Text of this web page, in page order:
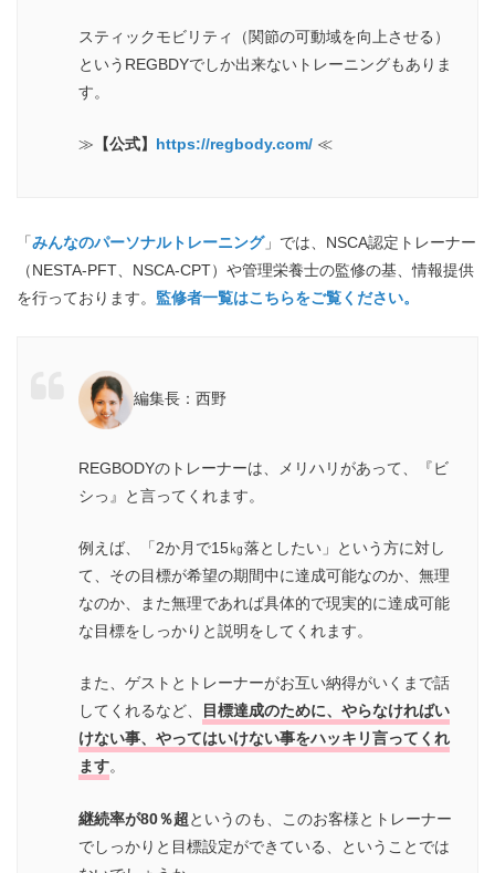
スティックモビリティ（関節の可動域を向上させる）
というREGBDYでしか出来ないトレーニングもありま
す。
≫ 【公式】 https://regbody.com/ ≪
「みんなのパーソナルトレーニング」では、NSCA認定トレーナー
（NESTA-PFT、NSCA-CPT）や管理栄養士の監修の基、情報提供
を行っております。 監修者一覧はこちらをご覧ください。
編集長：西野
REGBODYのトレーナーは、メリハリがあって、『ビ
シっ』と言ってくれます。
例えば、「2か月で15㎏落としたい」という方に対し
て、その目標が希望の期間中に達成可能なのか、無理
なのか、また無理であれば具体的で現実的に達成可能
な目標をしっかりと説明をしてくれます。
また、ゲストとトレーナーがお互い納得がいくまで話
してくれるなど、
目標達成のために、やらなければい
けない事、やってはいけない事をハッキリ言ってくれ
ます。
継続率が80％超というのも、このお客様とトレーナー
でしっかりと目標設定ができている、ということでは